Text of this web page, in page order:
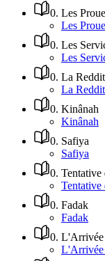
0. Les
Les
0. Les
Les
0. La
La
0. Kinânah
Kinânah
0. Safiya
Safiya
0. Tentative
Tentative
0. Fadak
Fadak
0. L'Arrivée
L'Arrivée